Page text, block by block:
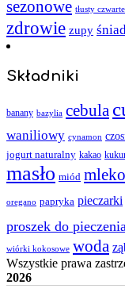
sezonowe tłusty
zdrowie zupy
Składniki
banany bazylia cebula
waniliowy cynamon
jogurt naturalny kakao
masło miód mleko
oregano papryka pieczarki
proszek do
wiórki kokosowe woda
Wszystkie prawa
2026